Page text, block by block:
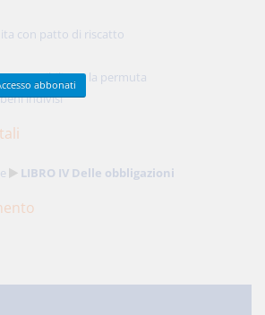
con patto di riscatto
con la permuta
indivisi
LIBRO IV Delle obbligazioni
abbonati